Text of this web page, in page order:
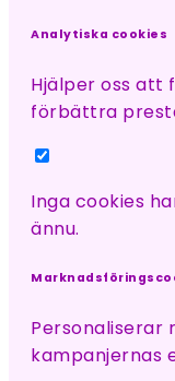
Analytiska cookies
Hjälper oss att
förbättra
Inga cookies
ännu.
Personaliserar
kampanjernas